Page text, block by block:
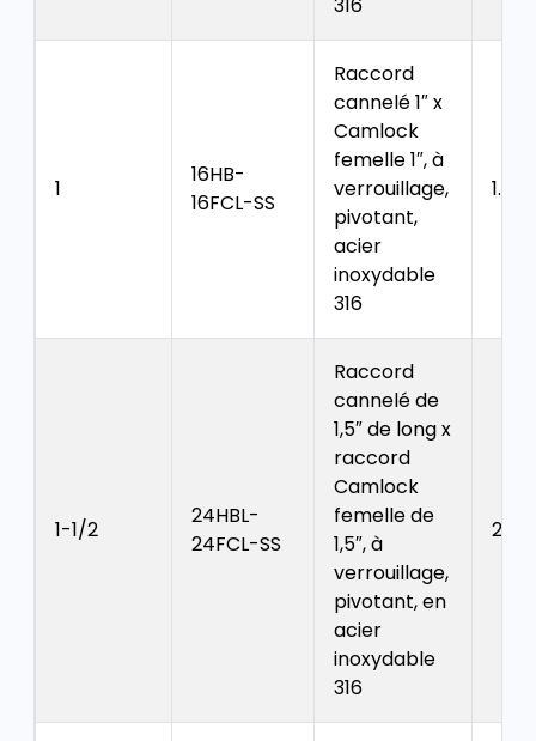
1
16HB-
16FCL-SS
Raccord
cannelé 1″ x
Camlock
femelle 1″, à
verrouillage,
pivotant,
acier
inoxydable
316
1.48
1-1/2
24HBL-
24FCL-SS
Raccord
cannelé de
1,5″ de long x
raccord
Camlock
femelle de
1,5″, à
verrouillage,
pivotant, en
acier
inoxydable
316
2.15